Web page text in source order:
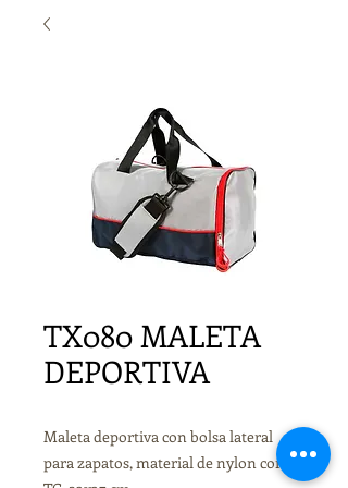
TX080 MALETA
DEPORTIVA
Maleta deportiva con bolsa lateral
para zapatos, material de nylon con